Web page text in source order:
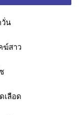
วั่น
ฆ์สาว
เลือด